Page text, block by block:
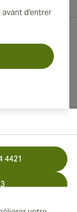
d'entrer
4421